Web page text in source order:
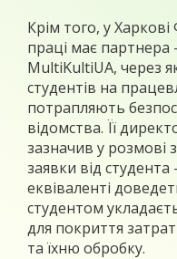
Крім того, у
праці має партнера
MultiKultiUA, через
студентів на
потрапляють
відомства. Її
зазначив у розмові
заявки від
еквіваленті
студентом
для покриття
та їхню обробку.